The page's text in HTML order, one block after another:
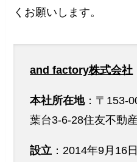
くお願いします。
and factory株式会社
本社所在地：〒153-
葉台3-6-28住友不動
設立 ：2014年9月16日